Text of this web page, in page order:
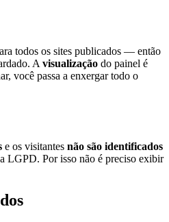
todos os sites publicados — então
A visualização do painel é
você passa a enxergar todo o
e os visitantes não são identificados
LGPD. Por isso não é preciso exibir